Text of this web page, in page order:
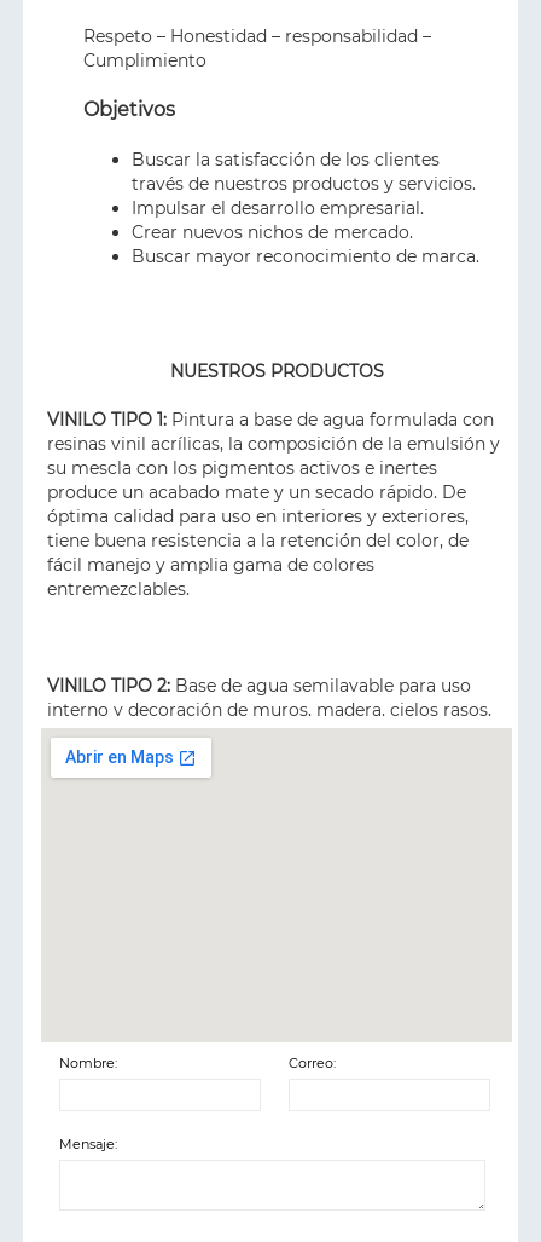
Respeto – Honestidad – responsabilidad –
Cumplimiento
Objetivos
Buscar la satisfacción de los clientes
través de nuestros productos y servicios.
Impulsar el desarrollo empresarial.
Crear nuevos nichos de mercado.
Buscar mayor reconocimiento de marca.
NUESTROS PRODUCTOS
VINILO TIPO 1: Pintura a base de agua formulada con
resinas vinil acrílicas, la composición de la emulsión y
su mescla con los pigmentos activos e inertes
produce un acabado mate y un secado rápido. De
óptima calidad para uso en interiores y exteriores,
tiene buena resistencia a la retención del color, de
fácil manejo y amplia gama de colores
entremezclables.
VINILO TIPO 2: Base de agua semilavable para uso
interno y decoración de muros, madera, cielos rasos,
yeso o donde requiera.
impermeabilizar cualquier superficie, su rendimiento
es de 3kg x m2.
Nombre: Correo:
Mensaje: